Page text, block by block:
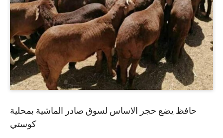
حافظ يضع حجر الاساس لسوق صادر الماشية بمحلية
كوستي